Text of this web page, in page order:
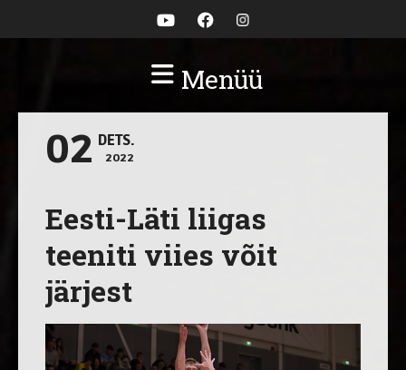
Menüü
02 DETS.
2022
Eesti-Läti liigas
teeniti viies võit
järjest